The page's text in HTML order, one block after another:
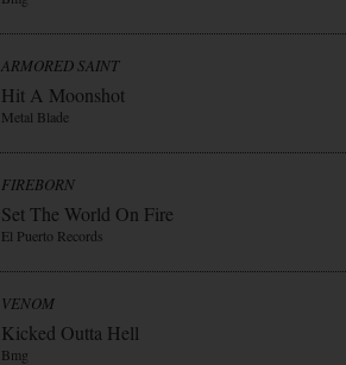
ARMORED SAINT
Hit A Moonshot
Metal Blade
FIREBORN
Set The World On Fire
El Puerto Records
VENOM
Kicked Outta Hell
Bmg